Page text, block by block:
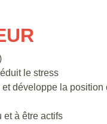
le stress
développe la position
et à être actifs